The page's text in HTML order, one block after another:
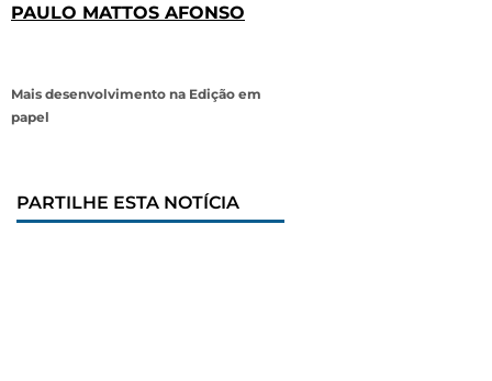
PAULO MATTOS AFONSO
Mais desenvolvimento na Edição em
papel
PARTILHE ESTA NOTÍCIA